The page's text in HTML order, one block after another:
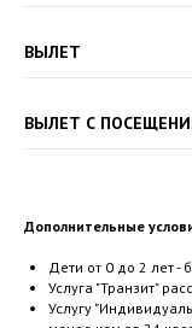
ВЫЛЕТ
ВЫЛЕТ С
Дополнительные
Дети от 0 до 2 лет -
Услуга "Транзит"
Услугу